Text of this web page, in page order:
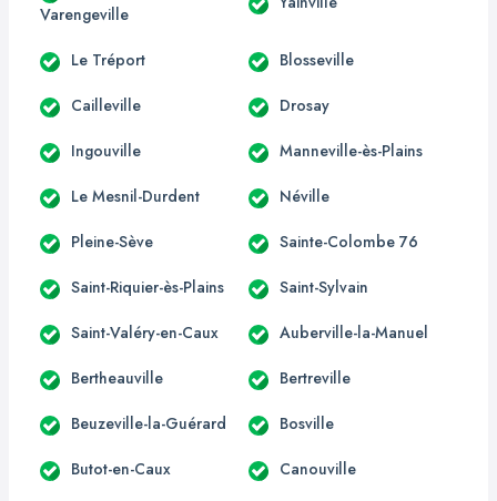
Varengeville
Le Tréport Blosseville
Cailleville Drosay
Ingouville Manneville-ès-Plains
Le Mesnil-Durdent Néville
Pleine-Sève Sainte-Colombe 76
Saint-Riquier-ès-Plains Saint-Sylvain
Saint-Valéry-en-Caux Auberville-la-Manuel
Bertheauville Bertreville
Beuzeville-la-Guérard Bosville
Butot-en-Caux Canouville